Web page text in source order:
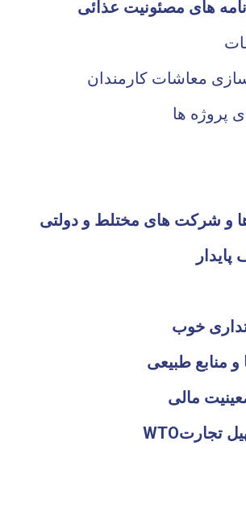
معاشات کارمندان
پروژه ها
خوب
منابع طبیعی